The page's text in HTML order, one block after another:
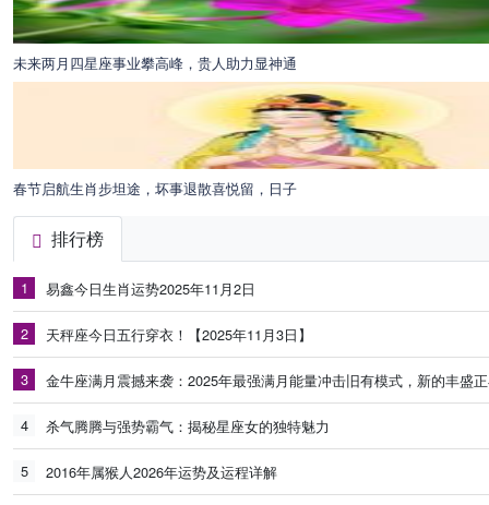
未来两月四星座事业攀高峰，贵人助力显神通
春节启航生肖步坦途，坏事退散喜悦留，日子
排行榜
1 易鑫今日生肖运势2025年11月2日
2 天秤座今日五行穿衣！【2025年11月3日】
3 金牛座满月震撼来袭：2025年最强满月能量冲击旧有模式，新的丰盛
4 杀气腾腾与强势霸气：揭秘星座女的独特魅力
5 2016年属猴人2026年运势及运程详解